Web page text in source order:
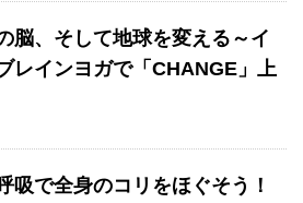
脳、そして地球を変える～イ
レインヨガで「CHANGE」上
吸で全身のコリをほぐそう！